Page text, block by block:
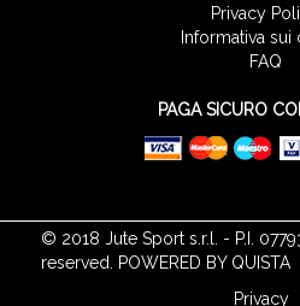
Privacy
Informativa sui
FAQ
PAGA SICURO
© 2018 Jute Sport s.r.l. - P.I.
reserved. POWERED BY QUISTA
Privacy